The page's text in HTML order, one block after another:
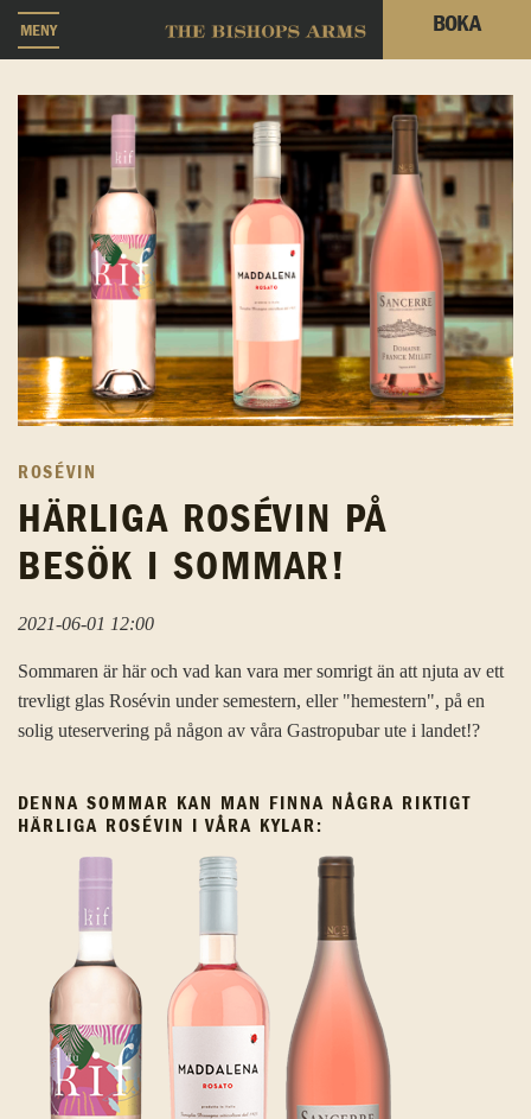
MENY BOKA
ROSÉVIN
HÄRLIGA ROSÉVIN PÅ
BESÖK I SOMMAR!
2021-06-01 12:00
Sommaren är här och vad kan vara mer somrigt än att njuta av ett
trevligt glas Rosévin under semestern, eller "hemestern", på en
solig uteservering på någon av våra Gastropubar ute i landet!?
DENNA SOMMAR KAN MAN FINNA NÅGRA RIKTIGT
HÄRLIGA ROSÉVIN I VÅRA KYLAR: